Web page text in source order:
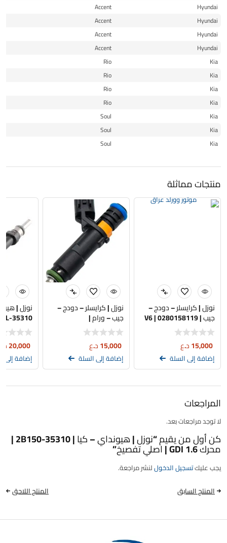
Hyundai
Accent
Hyundai
Accent
Hyundai
Accent
Hyundai
Accent
Kia
Rio
Kia
Rio
Kia
Rio
Kia
Rio
Kia
Soul
Kia
Soul
Kia
Soul
منتجات مماثلة
نوزل | كرايسلر – دودج –
جيب | 0280158119 | V6
3.3 – 3.8
15,000د.ع
إضافة إلى السلة
نوزل | كرايسلر – دودج –
جيب – ورام |
04593986AA | 2.4L
15,000د.ع
إضافة إلى السلة
نوزل |
اصلي
20,000
إضافة إلى
المراجعات
لا توجد مراجعات بعد.
كن أول من يقيم “نوزل | هيونداي – كيا | 35310-2B150 |
محرك 1.6 GDI | اصلي تفصيخ”
يجب عليكتسجيل الدخوللنشر مراجعة.
المنتج السابق
المنتج اللاحق